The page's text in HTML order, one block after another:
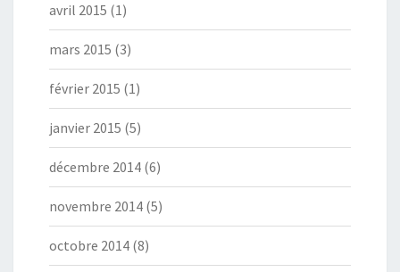
avril 2015 (1)
mars 2015 (3)
février 2015 (1)
janvier 2015 (5)
décembre 2014 (6)
novembre 2014 (5)
octobre 2014 (8)